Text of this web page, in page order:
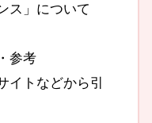
ス」について
参考
イトなどから引